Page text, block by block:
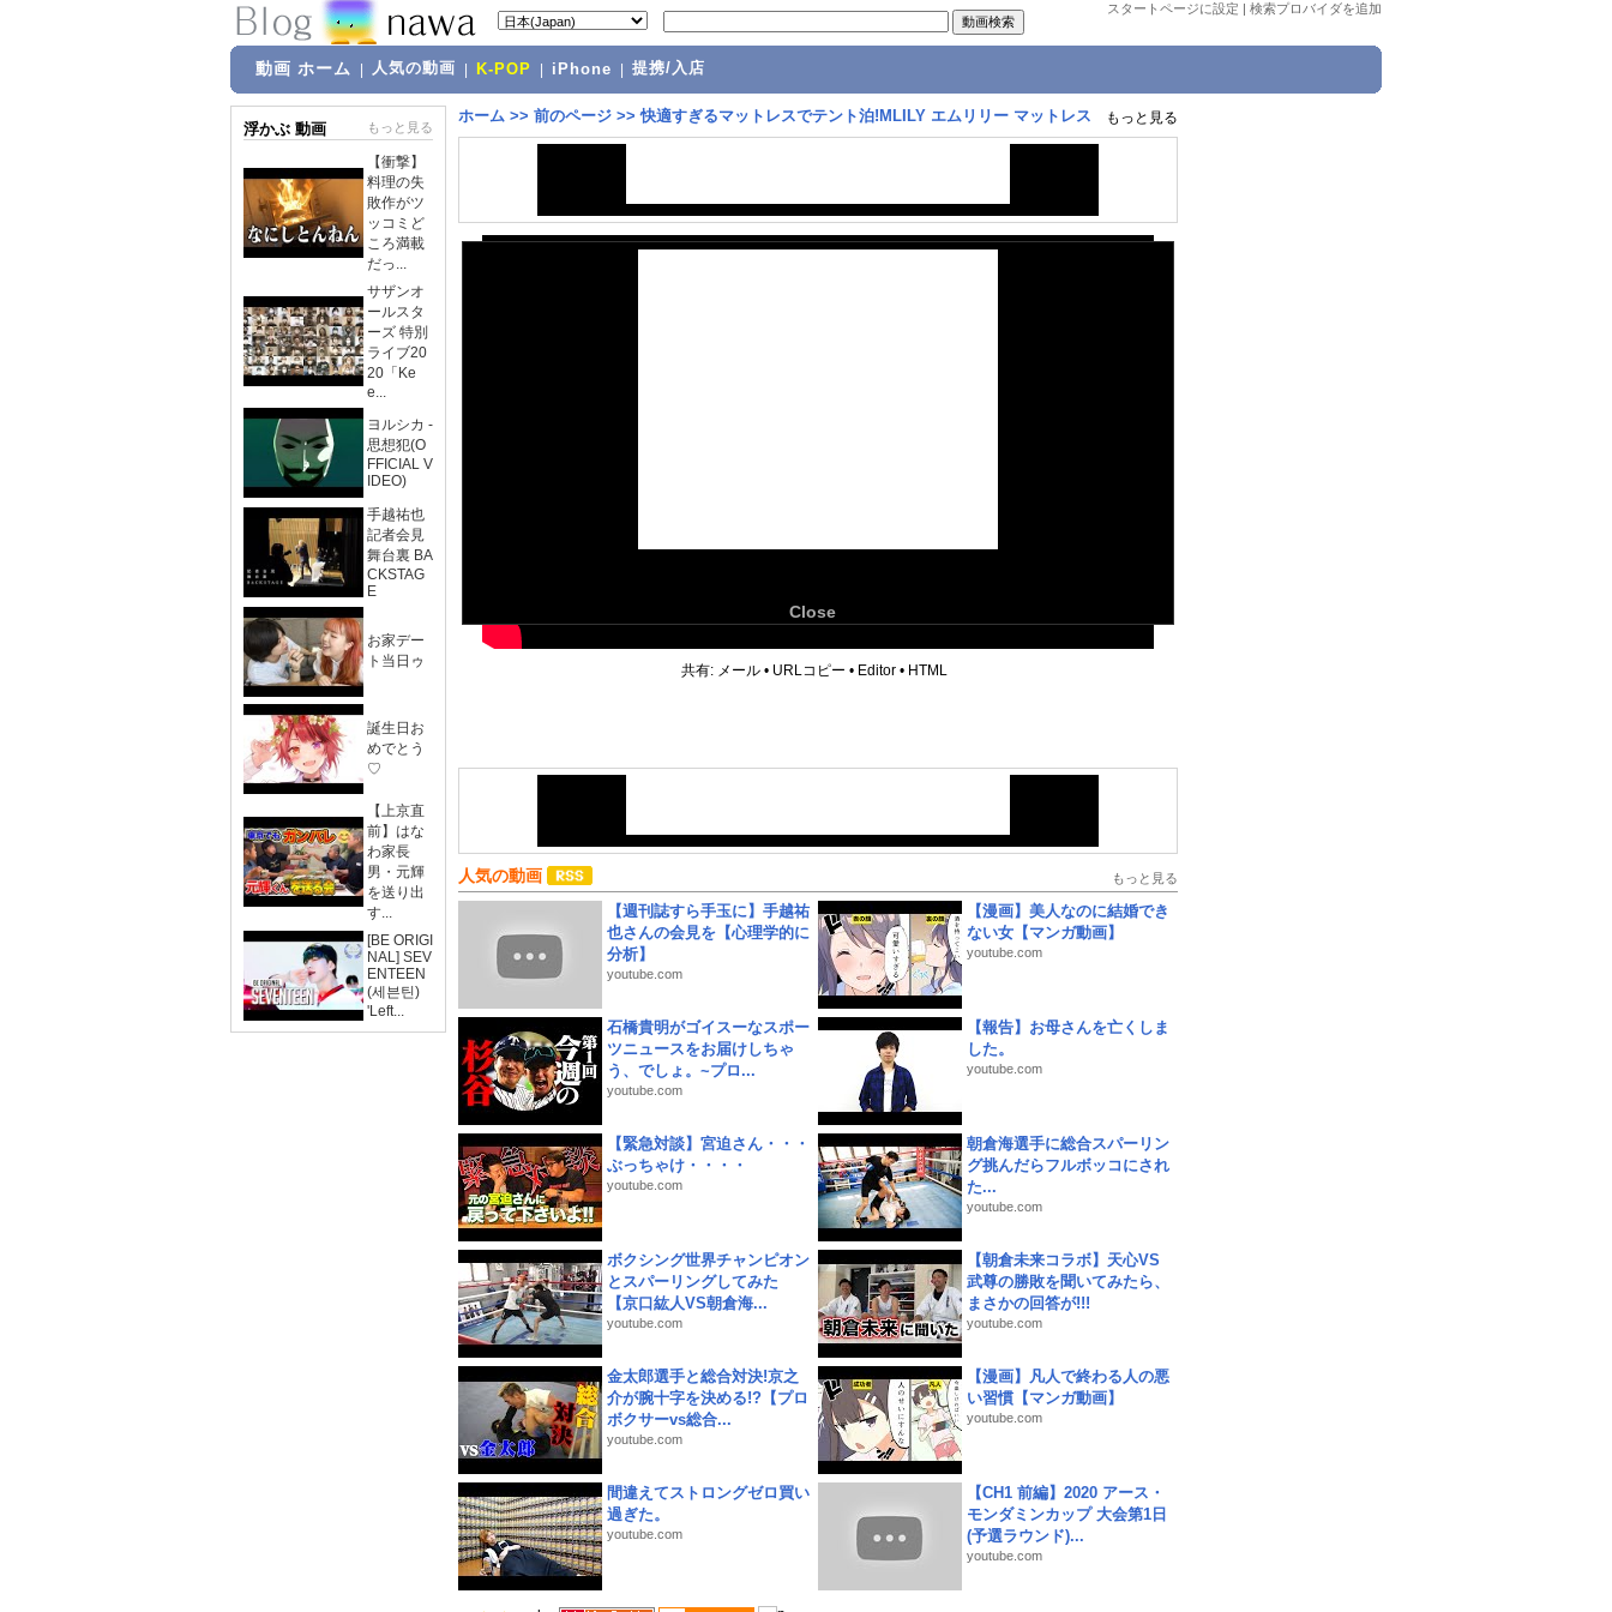
スタートページに設定 | 検索プロバイダを追加
動画 ホーム 人気の動画 K-POP iPhone 提携/入店
浮かぶ 動画 もっと見る
【衝撃】
料理の失
敗作がツ
ッコミど
ころ満載
だっ...
サザンオ
ールスタ
ーズ 特別
ライブ20
20「Ke
e...
ヨルシカ -
思想犯(O
FFICIAL V
IDEO)
手越祐也
記者会見
舞台裏 BA
CKSTAG
E
お家デー
ト当日ゥ
誕生日お
めでとう
♡
【上京直
前】はな
わ家長
男・元輝
を送り出
す...
[BE ORIGI
NAL] SEV
ENTEEN
(세븐틴)
'Left...
ホーム >> 前のページ >>快適すぎるマットレスでテント泊!MLILY エムリリー マットレス もっと見る
Close
共有: メール • URLコピー • Editor • HTML
人気の動画 もっと見る
【週刊誌すら手玉に】手越祐
也さんの会見を【心理学的に
分析】
youtube.com
【漫画】美人なのに結婚でき
ない女【マンガ動画】
youtube.com
石橋貴明がゴイスーなスポー
ツニュースをお届けしちゃ
う、でしょ。~プロ...
youtube.com
【報告】お母さんを亡くしま
した。
youtube.com
【緊急対談】宮迫さん・・・
ぶっちゃけ・・・・
youtube.com
朝倉海選手に総合スパーリン
グ挑んだらフルボッコにされ
た...
youtube.com
ボクシング世界チャンピオン
とスパーリングしてみた
【京口紘人VS朝倉海...
youtube.com
【朝倉未来コラボ】天心VS
武尊の勝敗を聞いてみたら、
まさかの回答が!!!
youtube.com
金太郎選手と総合対決!京之
介が腕十字を決める!?【プロ
ボクサーvs総合...
youtube.com
【漫画】凡人で終わる人の悪
い習慣【マンガ動画】
youtube.com
間違えてストロングゼロ買い
過ぎた。
youtube.com
【CH1 前編】2020 アース・
モンダミンカップ 大会第1日
(予選ラウンド)...
youtube.com